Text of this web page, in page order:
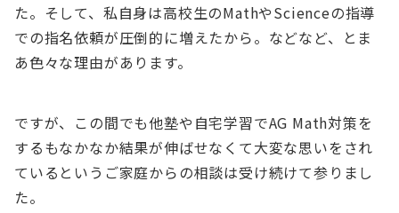
た。そして、私自身は高校生のMathやScienceの指導
での指名依頼が圧倒的に増えたから。などなど、とま
あ色々な理由があります。
ですが、この間でも他塾や自宅学習でAG Math対策を
するもなかなか結果が伸ばせなくて大変な思いをされ
ているというご家庭からの相談は受け続けて参りまし
た。